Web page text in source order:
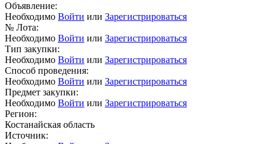
Объявление:
Необходимо Войти или Зарегистрироваться
№ Лота:
Необходимо Войти или Зарегистрироваться
Тип закупки:
Необходимо Войти или Зарегистрироваться
Способ проведения:
Необходимо Войти или Зарегистрироваться
Предмет закупки:
Необходимо Войти или Зарегистрироваться
Регион:
Костанайская область
Источник: